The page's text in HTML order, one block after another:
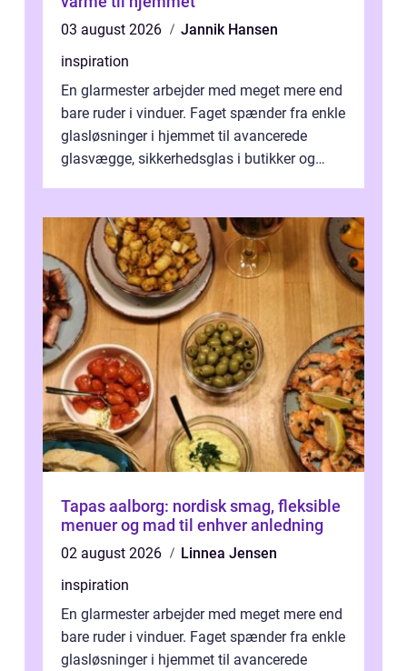
03 august 2026
Jannik Hansen
inspiration
En glarmester arbejder med meget mere end
bare ruder i vinduer. Faget spænder fra enkle
glasløsninger i hjemmet til avancerede
glasvægge, sikkerhedsglas i butikker og
Tapas aalborg: nordisk smag, fleksible
menuer og mad til enhver anledning
02 august 2026
Linnea Jensen
inspiration
En glarmester arbejder med meget mere end
bare ruder i vinduer. Faget spænder fra enkle
glasløsninger i hjemmet til avancerede